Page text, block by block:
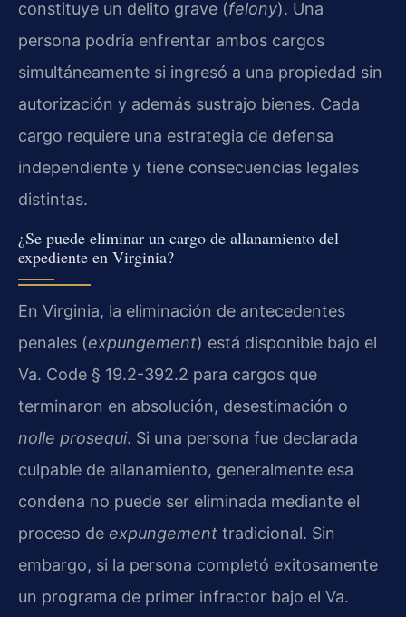
constituye un delito grave (felony). Una
persona podría enfrentar ambos cargos
simultáneamente si ingresó a una propiedad sin
autorización y además sustrajo bienes. Cada
cargo requiere una estrategia de defensa
independiente y tiene consecuencias legales
distintas.
¿Se puede eliminar un cargo de allanamiento del
expediente en Virginia?
En Virginia, la eliminación de antecedentes
penales (expungement) está disponible bajo el
Va. Code § 19.2-392.2 para cargos que
terminaron en absolución, desestimación o
nolle prosequi. Si una persona fue declarada
culpable de allanamiento, generalmente esa
condena no puede ser eliminada mediante el
proceso de expungement tradicional. Sin
embargo, si la persona completó exitosamente
un programa de primer infractor bajo el Va.